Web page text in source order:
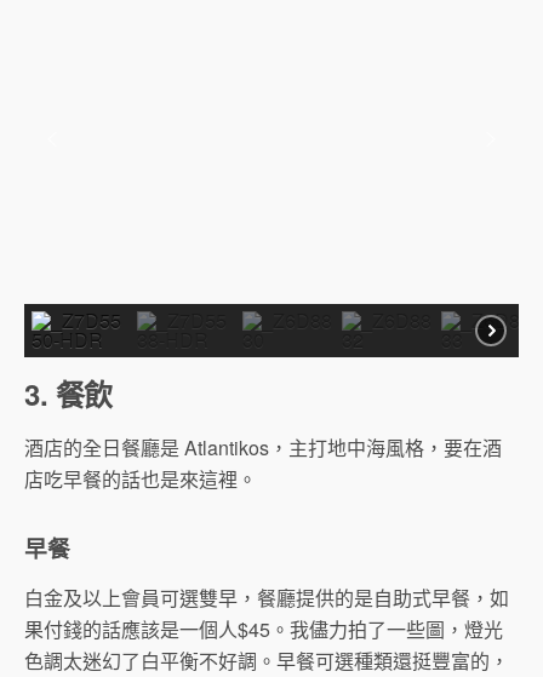
3. 餐飲
酒店的全日餐廳是 Atlantikos，主打地中海風格，要在酒
店吃早餐的話也是來這裡。
早餐
白金及以上會員可選雙早，餐廳提供的是自助式早餐，如
果付錢的話應該是一個人$45。我儘力拍了一些圖，燈光
色調太迷幻了白平衡不好調。早餐可選種類還挺豐富的，